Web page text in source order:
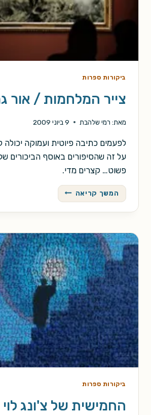
ביקורות ספרות
צייר המלחמות / אור
מאת: רמי שלהבת 9 ביוני 2009
לפעמים כתיבה פיוטית ועמוקה
על זה שהסיפורים באוסף הביכורים
פשוט… קצרים מדי.
המשך קריאה צייר
המלחמות
/
גראור
ביקורות ספרות
החמישית של צ'ונג לוי